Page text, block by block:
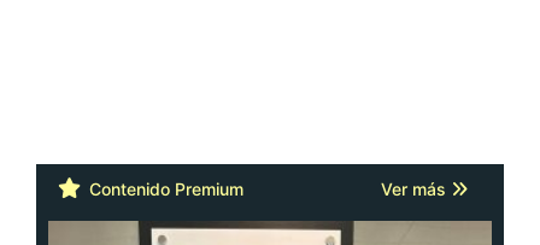
Contenido Premium Ver más